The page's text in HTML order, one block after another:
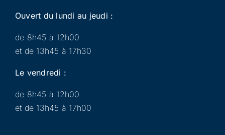
Ouvert du lundi au jeudi :
de 8h45 à 12h00
et de 13h45 à 17h30
Le vendredi :
de 8h45 à 12h00
et de 13h45 à 17h00